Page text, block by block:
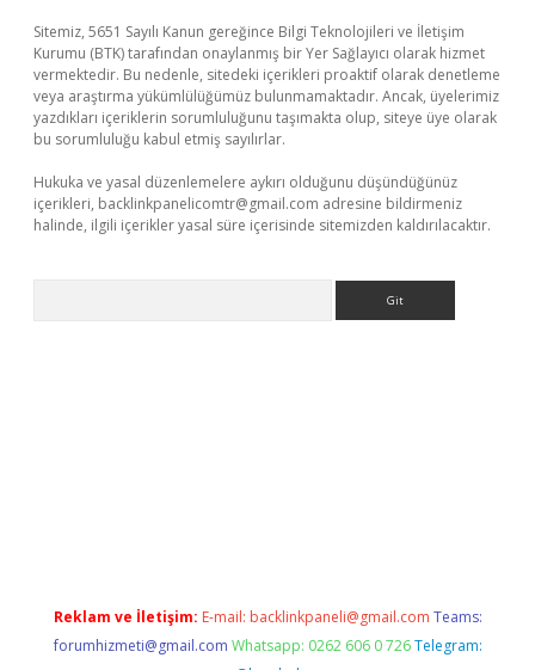
Sitemiz, 5651 Sayılı Kanun gereğince Bilgi Teknolojileri ve İletişim
Kurumu (BTK) tarafından onaylanmış bir Yer Sağlayıcı olarak hizmet
vermektedir. Bu nedenle, sitedeki içerikleri proaktif olarak denetleme
veya araştırma yükümlülüğümüz bulunmamaktadır. Ancak, üyelerimiz
yazdıkları içeriklerin sorumluluğunu taşımakta olup, siteye üye olarak
bu sorumluluğu kabul etmiş sayılırlar.
Hukuka ve yasal düzenlemelere aykırı olduğunu düşündüğünüz
içerikleri, backlinkpanelicomtr@gmail.com adresine bildirmeniz
halinde, ilgili içerikler yasal süre içerisinde sitemizden kaldırılacaktır.
Reklam ve İletişim: E-mail: backlinkpaneli@gmail.com Teams:
forumhizmeti@gmail.com Whatsapp: 0262 606 0 726 Telegram: